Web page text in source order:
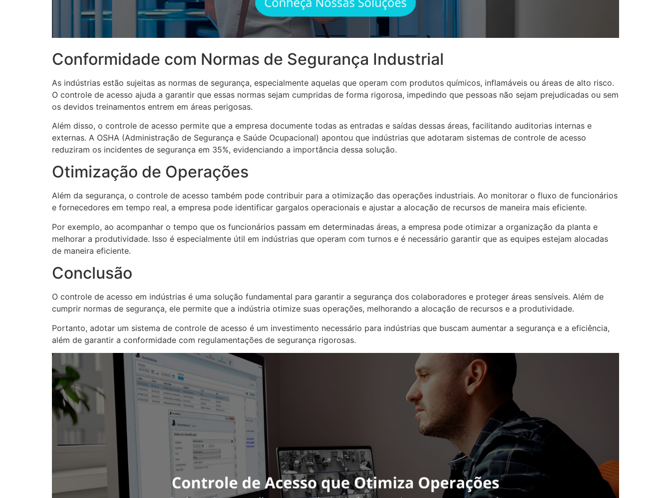
Conformidade com Normas de Segurança Industrial
As indústrias estão sujeitas as normas de segurança, especialmente aquelas que operam com produtos químicos, inflamáveis ​​ou áreas de alto risco.
O controle de acesso ajuda a garantir que essas normas sejam cumpridas de forma rigorosa, impedindo que pessoas não sejam prejudicadas ou sem
os devidos treinamentos entrem em áreas perigosas.
Além disso, o controle de acesso permite que a empresa documente todas as entradas e saídas dessas áreas, facilitando auditorias internas e
externas. A OSHA (Administração de Segurança e Saúde Ocupacional) apontou que indústrias que adotaram sistemas de controle de acesso
reduziram os incidentes de segurança em 35%, evidenciando a importância dessa solução.
Otimização de Operações
Além da segurança, o controle de acesso também pode contribuir para a otimização das operações industriais. Ao monitorar o fluxo de funcionários
e fornecedores em tempo real, a empresa pode identificar gargalos operacionais e ajustar a alocação de recursos de maneira mais eficiente.
Por exemplo, ao acompanhar o tempo que os funcionários passam em determinadas áreas, a empresa pode otimizar a organização da planta e
melhorar a produtividade. Isso é especialmente útil em indústrias que operam com turnos e é necessário garantir que as equipes estejam alocadas
de maneira eficiente.
Conclusão
O controle de acesso em indústrias é uma solução fundamental para garantir a segurança dos colaboradores e proteger áreas sensíveis. Além de
cumprir normas de segurança, ele permite que a indústria otimize suas operações, melhorando a alocação de recursos e a produtividade.
Portanto, adotar um sistema de controle de acesso é um investimento necessário para indústrias que buscam aumentar a segurança e a eficiência,
além de garantir a conformidade com regulamentações de segurança rigorosas.